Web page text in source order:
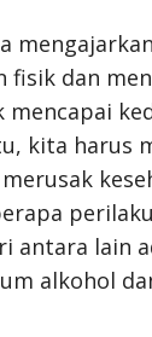
fisik dan
kita harus
antara lain
alkohol